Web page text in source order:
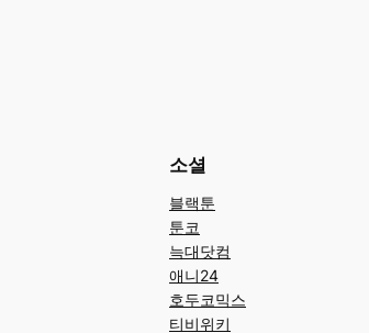
소셜
블랙툰
툰코
늑대닷컴
애니24
호두코믹스
티비위키